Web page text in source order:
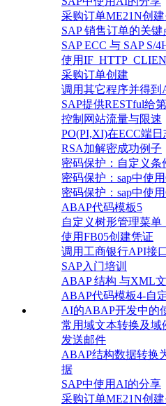
采购订单ME21N创
SAP 销售订单的关键
SAP ECC 与 SAP S/
使用
采购订单创建
调用其它程序并得到
SAP提供RESTful给
控制网站流量与限速
PO(PI,XI)在ECC端
RSA加解密成功例子
密码保护：自定义条
密码保护：sap中使
密码保护：sap中使
ABAP代码模板5
自定义树形管理菜单
使用FB05创建凭证
调用工商银行API接
SAP入门培训
ABAP 结构 与XML
ABAP代码模板4-自
AI的ABAP开发中的
常用域文本转换及域
发送邮件
ABAP结构数据转换
据
SAP中使用AI的分享
采购订单ME21N创